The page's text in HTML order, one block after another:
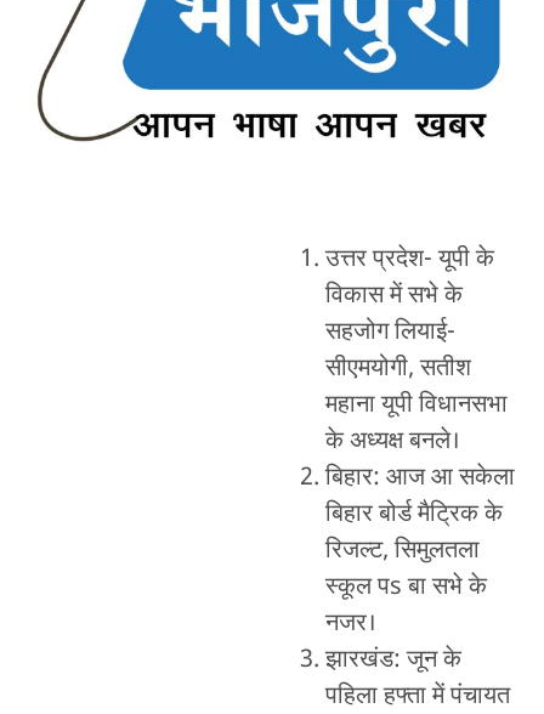
उत्तर प्रदेश- यूपी के
विकास में सभे के
सहजोग लियाई-
सीएमयोगी, सतीश
महाना यूपी विधानसभा
के अध्यक्ष बनले।
बिहार: आज आ सकेला
बिहार बोर्ड मैट्रिक के
रिजल्ट, सिमुलतला
स्कूल पs बा सभे के
नजर।
झारखंड: जून के
पहिला हफ्ता में पंचायत